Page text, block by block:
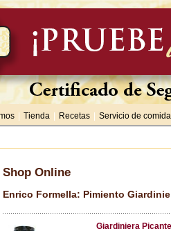
Tienda Recetas Servicio de comida
Shop Online
Enrico Formella: Pimiento
Giardiniera Picante